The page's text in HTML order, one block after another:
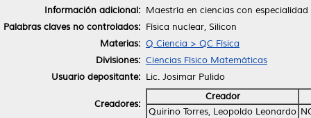
Información adicional: Maestría en ciencias con
Palabras claves no controlados: Física nuclear, Silicon
Materias: Q Ciencia > QC Física
Divisiones: Ciencias Físico Matemáticas
Usuario depositante: Lic. Josimar Pulido
Creadores:
Creador
Quirino Torres, Leopoldo Leonardo